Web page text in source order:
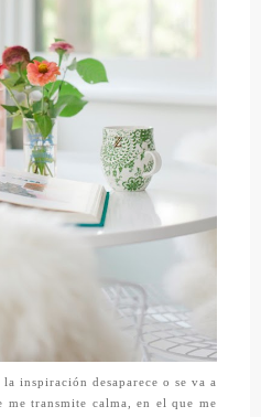
inspiración desaparece o se va a
me transmite calma, en el que me